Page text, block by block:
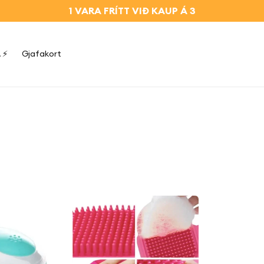
1 VARA FRÍTT VIÐ KAUP Á 3
Gjafakort